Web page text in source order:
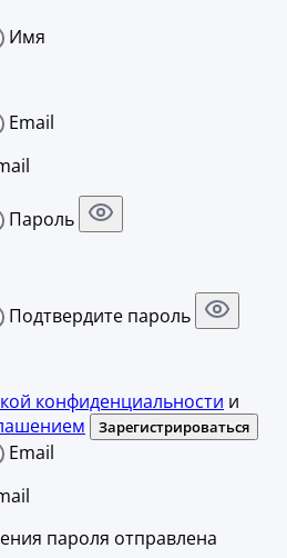
Имя
Email
Пароль
Подтвердите пароль
конфиденциальности и
Зарегистрироваться
Email
пароля отправлена